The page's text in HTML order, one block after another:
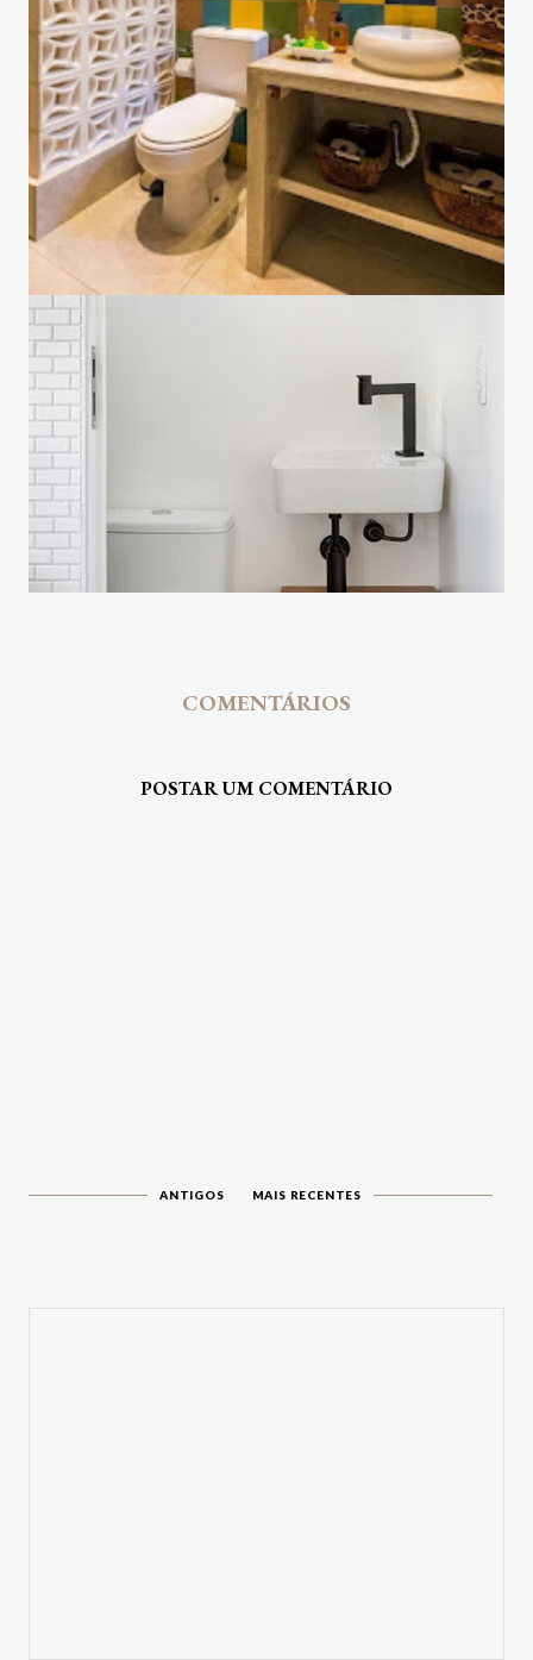
COMENTÁRIOS
POSTAR UM COMENTÁRIO
ANTIGOS MAIS RECENTES